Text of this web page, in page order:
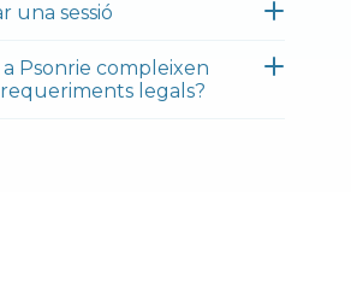
una sessió
a Psonrie compleixen
legals?